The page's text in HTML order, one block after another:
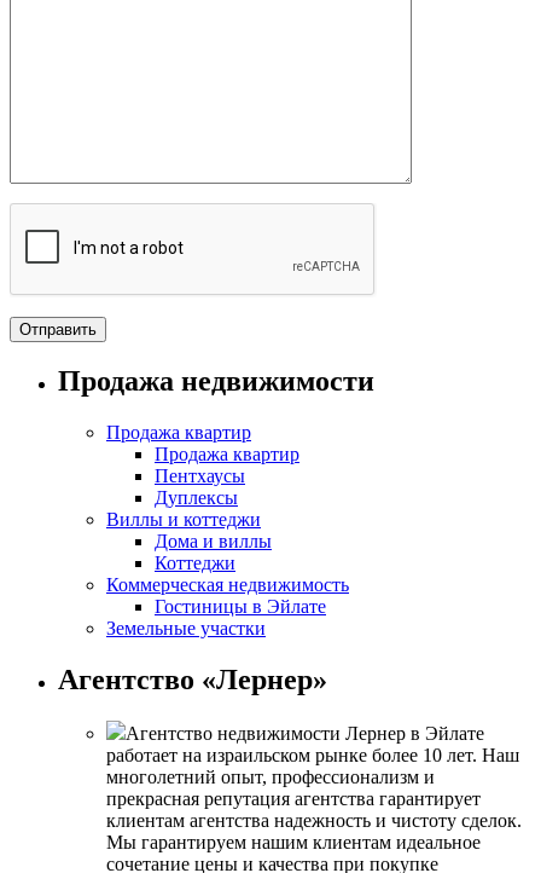
Продажа недвижимости
Продажа квартир
Продажа квартир
Пентхаусы
Дуплексы
Виллы и коттеджи
Дома и виллы
Коттеджи
Коммерческая недвижимость
Гостиницы в Эйлате
Земельные участки
Агентство «Лернер»
Агентство недвижимости Лернер в Эйлате
работает на израильском рынке более 10 лет. Наш
многолетний опыт, профессионализм и
прекрасная репутация агентства гарантирует
клиентам агентства надежность и чистоту сделок.
Мы гарантируем нашим клиентам идеальное
сочетание цены и качества при покупке